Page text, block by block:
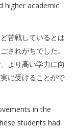
higher academic
苦戦しているとは
されがちでした。
より高い学力に向
に受けることがで
in the
students had